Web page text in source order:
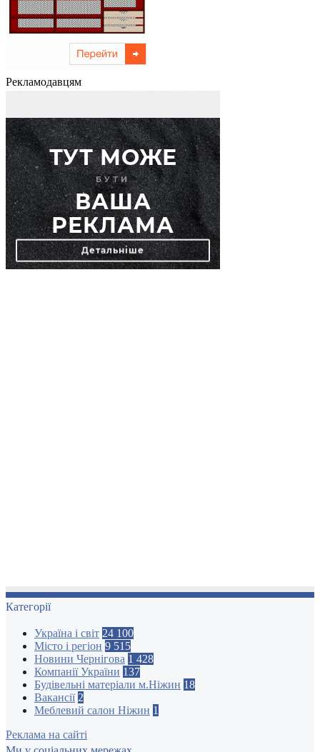
Рекламодавцям
Категорії
Україна і світ 24 100
Місто і регіон 9 515
Новини Чернігова 1 428
Компанії України 137
Будівельні матеріали м.Ніжин 18
Вакансії 2
Меблевий салон Ніжин 1
Реклама на сайті